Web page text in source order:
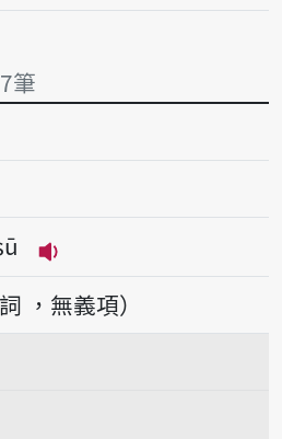
筆
播放音讀tó-sū/tóo-sū
，無義項）